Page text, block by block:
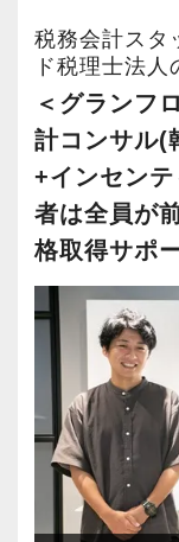
税務会計スタ
ド税理士法人
＜グランフ
計コンサル(
+インセン
者は全員が
格取得サポ